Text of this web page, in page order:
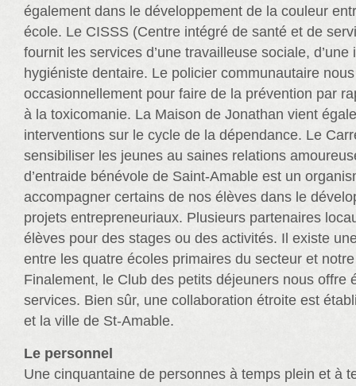
également dans le développement de la couleur
école. Le CISSS (Centre intégré de santé et de
fournit les services d’une travailleuse sociale, d’une
hygiéniste dentaire. Le policier communautaire
occasionnellement pour faire de la prévention par
à la toxicomanie. La Maison de Jonathan vient
interventions sur le cycle de la dépendance. Le
sensibiliser les jeunes au saines relations
d’entraide bénévole de Saint-Amable est un
accompagner certains de nos élèves dans le
projets entrepreneuriaux. Plusieurs partenaires
élèves pour des stages ou des activités. Il existe
entre les quatre écoles primaires du secteur et
Finalement, le Club des petits déjeuners nous offre
services. Bien sûr, une collaboration étroite est
et la ville de St-Amable.
Le personnel
Une cinquantaine de personnes à temps plein et à